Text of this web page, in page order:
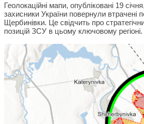
Геолокаційні мапи, опубліковані 19
захисники України повернули втрачені
Щербинівки. Це свідчить про
позицій ЗСУ в цьому ключовому регіоні.